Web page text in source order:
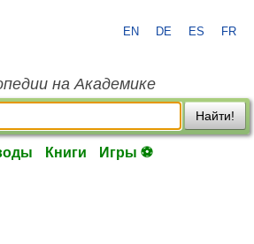
EN DE ES FR
на Академике
Найти!
Книги Игры ⚽